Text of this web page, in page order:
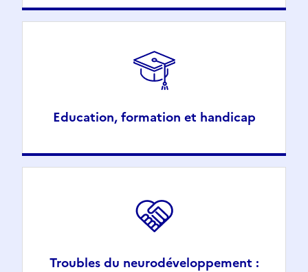
Education, formation et handicap
Troubles du neurodéveloppement :